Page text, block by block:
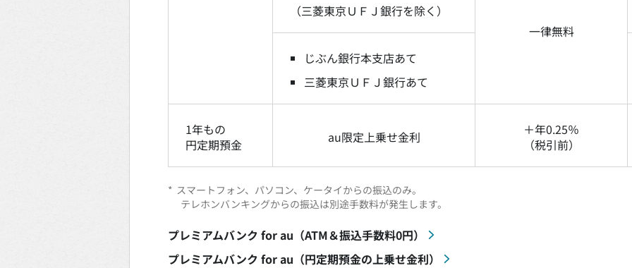
（三菱東京ＵＦＪ銀行を除く）
一律無料
じぶん銀行本支店あて
三菱東京ＵＦＪ銀行あて
1年もの
円定期預金
au限定上乗せ金利
＋年0.25％
（税引前）
* スマートフォン、パソコン、ケータイからの振込のみ。
テレホンバンキングからの振込は別途手数料が発生します。
プレミアムバンク for au（ATM＆振込手数料0円）
プレミアムバンク for au（円定期預金の上乗せ金利）